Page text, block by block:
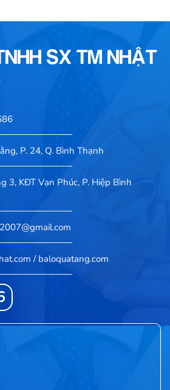
SX TM NHẬT
P. 24, Q. Bình Thạnh
KĐT Vạn Phúc, P. Hiệp Bình
/ baloquatang.com